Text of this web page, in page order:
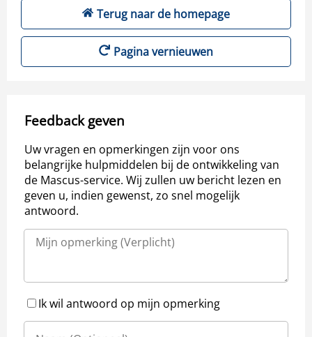
Terug naar de homepage
Pagina vernieuwen
Feedback geven
Uw vragen en opmerkingen zijn voor ons
belangrijke hulpmiddelen bij de ontwikkeling van
de Mascus-service. Wij zullen uw bericht lezen en
geven u, indien gewenst, zo snel mogelijk
antwoord.
Ik wil antwoord op mijn opmerking